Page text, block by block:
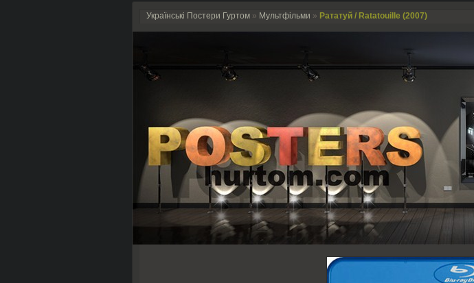
Українські Постери Гуртом » Мультфільми » Рататуй / Ratatouille (2007)